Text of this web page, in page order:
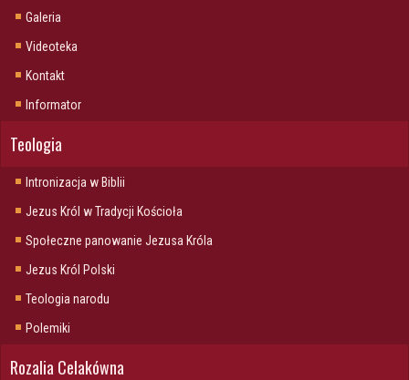
Galeria
Videoteka
Kontakt
Informator
Teologia
Intronizacja w Biblii
Jezus Król w Tradycji Kościoła
Społeczne panowanie Jezusa Króla
Jezus Król Polski
Teologia narodu
Polemiki
Rozalia Celakówna